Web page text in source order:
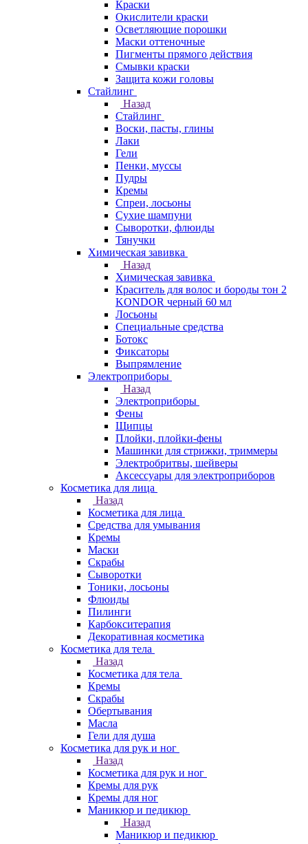
Краски
Окислители краски
Осветляющие порошки
Маски оттеночные
Пигменты прямого действия
Смывки краски
Защита кожи головы
Стайлинг
Назад
Стайлинг
Воски, пасты, глины
Лаки
Гели
Пенки, муссы
Пудры
Кремы
Спреи, лосьоны
Сухие шампуни
Сыворотки, флюиды
Тянучки
Химическая завивка
Назад
Химическая завивка
Краситель для волос и бороды тон 2
KONDOR черный 60 мл
Лосьоны
Специальные средства
Ботокс
Фиксаторы
Выпрямление
Электроприборы
Назад
Электроприборы
Фены
Щипцы
Плойки, плойки-фены
Машинки для стрижки, триммеры
Электробритвы, шейверы
Аксессуары для электроприборов
Косметика для лица
Назад
Косметика для лица
Средства для умывания
Кремы
Маски
Скрабы
Сыворотки
Тоники, лосьоны
Флюиды
Пилинги
Карбокситерапия
Декоративная косметика
Косметика для тела
Назад
Косметика для тела
Кремы
Скрабы
Обертывания
Масла
Гели для душа
Косметика для рук и ног
Назад
Косметика для рук и ног
Кремы для рук
Кремы для ног
Маникюр и педикюр
Назад
Маникюр и педикюр